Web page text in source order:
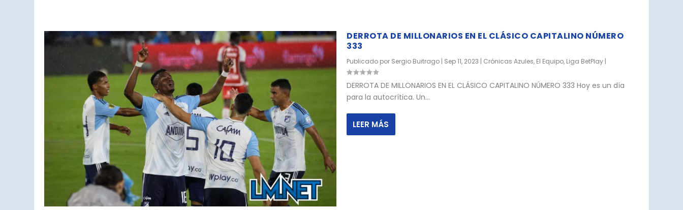
DERROTA DE MILLONARIOS EN EL CLÁSICO CAPITALINO NÚMERO
333
Publicado por Sergio Buitrago | Sep 11, 2023 | Crónicas Azules, El Equipo, Liga BetPlay |
DERROTA DE MILLONARIOS EN EL CLÁSICO CAPITALINO NÚMERO 333 Hoy es un día
para la autocrítica. Un...
LEER MÁS